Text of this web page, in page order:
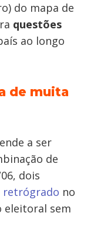
do mapa de
questões
ao longo
de muita
a ser
de
dois
retrógrado no
eleitoral sem